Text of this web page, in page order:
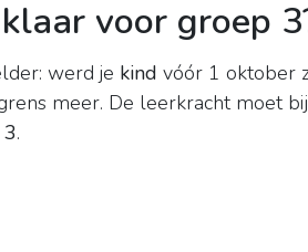
voor groep
werd je kind vóór 1 oktober
meer. De leerkracht moet
.